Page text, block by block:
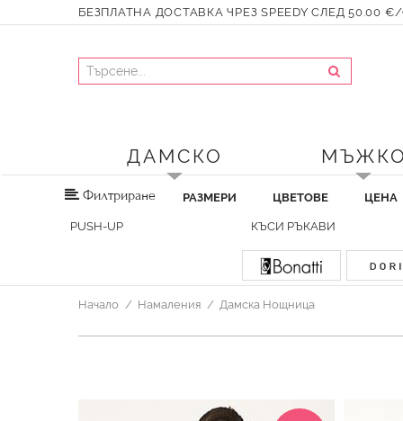
БЕЗПЛАТНА ДОСТАВКА ЧРЕЗ SPEEDY СЛЕД 50.00 €/
ДАМСКО МЪЖКО
Филтриране РАЗМЕРИ ЦВЕТОВЕ ЦЕНА
PUSH-UP КЪСИ РЪКАВИ
Начало Намаления Дамска Нощница